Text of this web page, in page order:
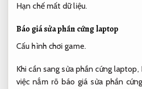
Hạn chế mất dữ liệu.
Báo giá sửa phần cứng laptop
Cấu hình chơi game.
Khi cần sang sửa phần cứng laptop,
việc nắm rõ báo giá sửa phần